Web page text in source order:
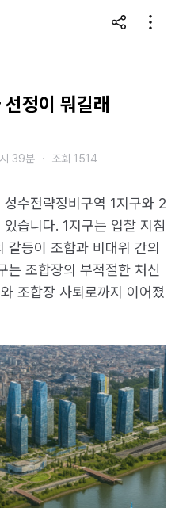
정이 뭐길래
39분 ・ 조회 1514
수전략정비구역 1지구와 2
습니다. 1지구는 입찰 지침
갈등이 조합과 비대위 간의
는 조합장의 부적절한 처신
조합장 사퇴로까지 이어졌